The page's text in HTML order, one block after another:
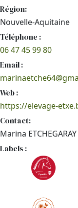
Région:
Nouvelle-Aquitaine
Téléphone :
06 47 45 99 80
Email :
Web :
https://elevage-
Contact:
Marina ETCHEGARAY
Labels :